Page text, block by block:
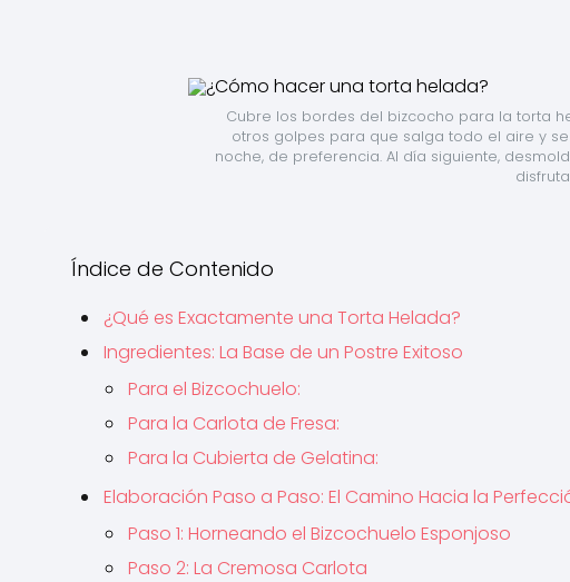
Cubre los bordes del bizcocho para la torta
otros golpes para que salga todo el aire y
noche, de preferencia. Al día siguiente,
Índice de Contenido
¿Qué es Exactamente una Torta Helada?
Ingredientes: La Base de un Postre Exitoso
Para el Bizcochuelo:
Para la Carlota de Fresa:
Para la Cubierta de Gelatina:
Elaboración Paso a Paso: El Camino Hacia la
Paso 1: Horneando el Bizcochuelo Esponjoso
Paso 2: La Cremosa Carlota